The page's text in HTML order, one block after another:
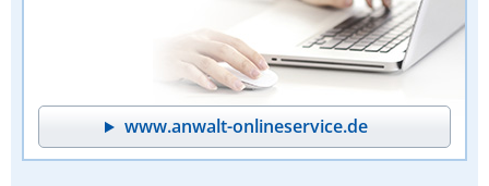
www.anwalt-onlineservice.de